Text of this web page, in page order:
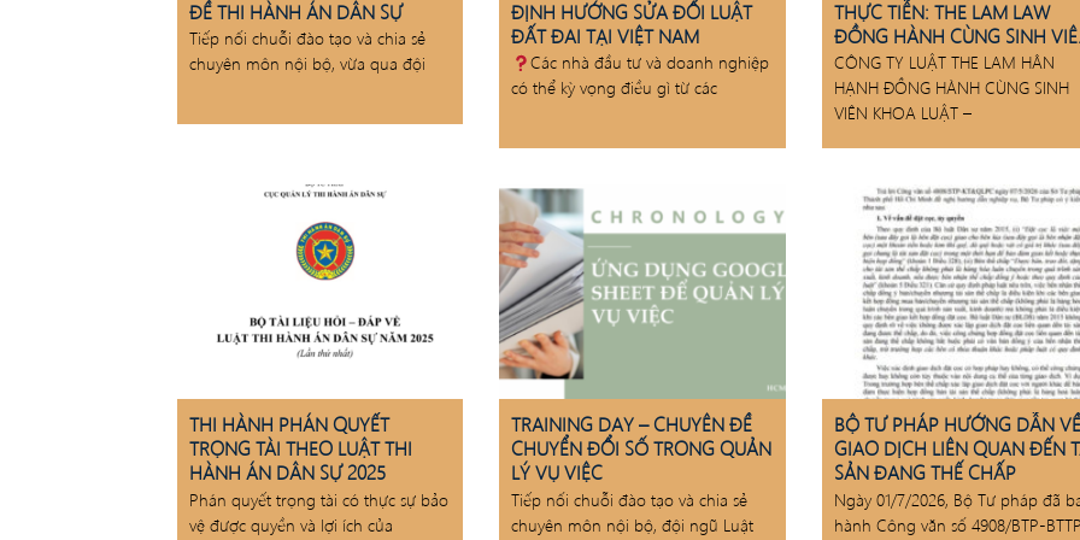
ĐỀ THI HÀNH ÁN DÂN SỰ
Tiếp nối chuỗi đào tạo và chia sẻ
chuyên môn nội bộ, vừa qua đội
ĐỊNH HƯỚNG SỬA ĐỔI LUẬT
ĐẤT ĐAI TẠI VIỆT NAM
Các nhà đầu tư và doanh nghiệp
có thể kỳ vọng điều gì từ các
THỰC TIỄN: THE LAM LAW
ĐỒNG HÀNH CÙNG SINH
FTU
CÔNG TY LUẬT THE LAM HÂN
HẠNH ĐỒNG HÀNH CÙNG SINH
VIÊN KHOA LUẬT –
THI HÀNH PHÁN QUYẾT
TRỌNG TÀI THEO LUẬT THI
HÀNH ÁN DÂN SỰ 2025
Phán quyết trọng tài có thực sự bảo
vệ được quyền và lợi ích của
TRAINING DAY – CHUYÊN ĐỀ
CHUYỂN ĐỔI SỐ TRONG QUẢN
LÝ VỤ VIỆC
Tiếp nối chuỗi đào tạo và chia sẻ
chuyên môn nội bộ, đội ngũ Luật
BỘ TƯ PHÁP HƯỚNG DẪN VỀ
GIAO DỊCH LIÊN QUAN ĐẾN
SẢN ĐANG THẾ CHẤP
Ngày 01/7/2026, Bộ Tư pháp đã
hành Công văn số 4908/BTP-BTTP